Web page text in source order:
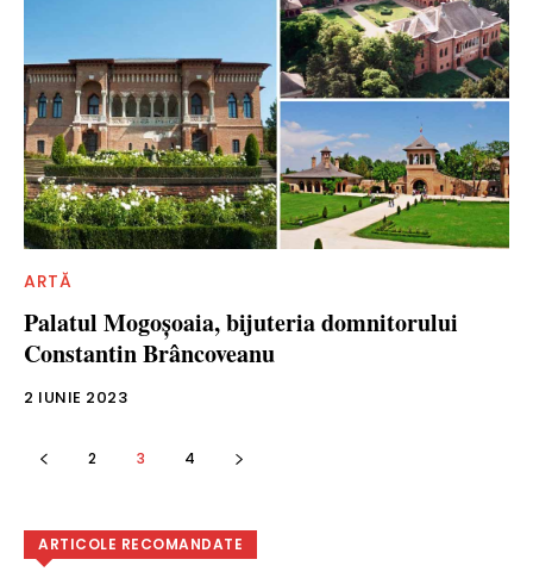
ARTĂ
Palatul Mogoşoaia, bijuteria domnitorului
Constantin Brâncoveanu
2 IUNIE 2023
2 3 4
ARTICOLE RECOMANDATE